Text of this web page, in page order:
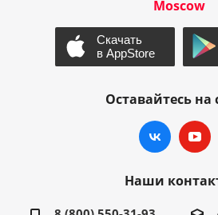
Moscow
Оставайтесь на
Наши